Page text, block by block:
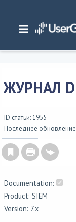
Главная/ Документация
UserGate SIEM 7.x
ЖУРНАЛ
ID статьи: 1955
Последнее
Documentation:
Product: SIEM
Version: 7.x